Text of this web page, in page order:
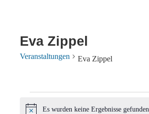
Eva Zippel
Veranstaltungen Eva Zippel
Veranstaltungen
Es wurden keine Ergebnisse gefunden.